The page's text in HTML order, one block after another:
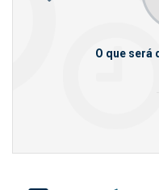
O que será